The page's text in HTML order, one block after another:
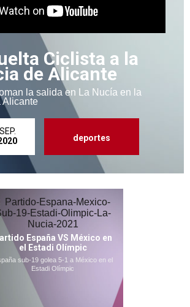
Ciclista a la
de Alicante
la salida en La Nucía en la
Alicante
SEP.
deportes
España VS México en
el Estadi Olímpic
sub-19 golea 5-1 a México en el
Estadi Olímpic